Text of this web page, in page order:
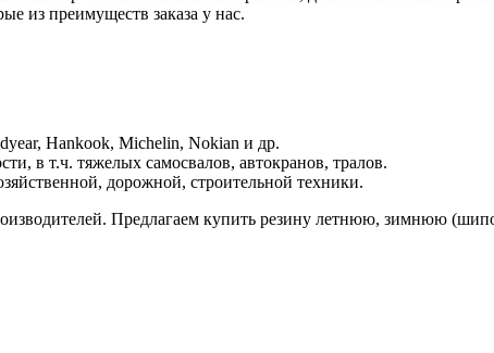
из преимуществ заказа у нас.
Hankook, Michelin, Nokian и др.
в т.ч. тяжелых самосвалов, автокранов, тралов.
дорожной, строительной техники.
Предлагаем купить резину летнюю, зимнюю